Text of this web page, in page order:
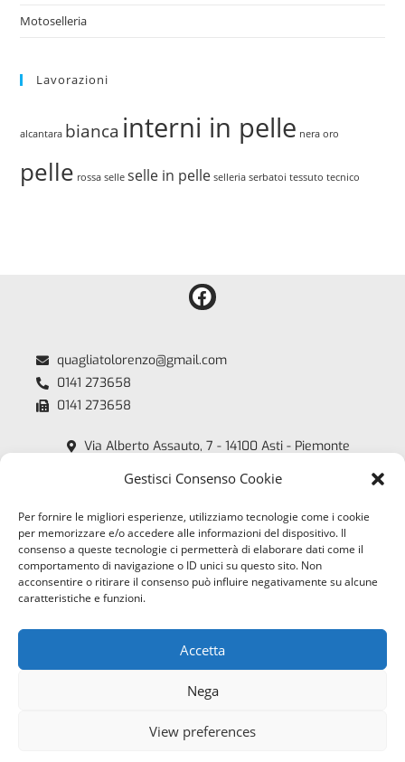
Gestisci Consenso Cookie
Per fornire le migliori esperienze, utilizziamo tecnologie come i cookie
per memorizzare e/o accedere alle informazioni del dispositivo. Il
consenso a queste tecnologie ci permetterà di elaborare dati come il
comportamento di navigazione o ID unici su questo sito. Non
acconsentire o ritirare il consenso può influire negativamente su alcune
caratteristiche e funzioni.
Accetta
Nega
View preferences
Motoselleria
Lavorazioni
alcantara bianca interni in pelle nera oro
pelle rossa selle selle in pelle selleria serbatoi tessuto tecnico
quagliatolorenzo@gmail.com
0141 273658
0141 273658
Via Alberto Assauto, 7 - 14100 Asti - Piemonte
Quagliato Lorenzo - P.iva: 00218450054
Orari
Lun - Ven:
8:00 - 12:00
Cookies Policy